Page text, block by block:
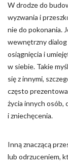
W drodze do
wyzwania i
nie do pokonania.
wewnętrzny
osiągnięcia i
w siebie. Takie
się z innymi,
często
życia innych osób,
i zniechęcenia.
Inną znaczącą
lub odrzuceniem,